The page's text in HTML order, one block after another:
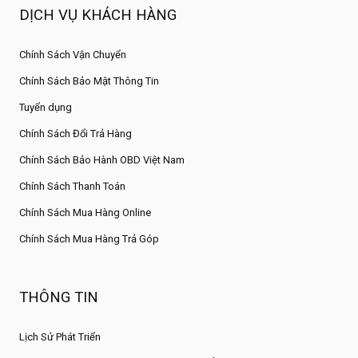
DỊCH VỤ KHÁCH HÀNG
Chính Sách Vận Chuyển
Chính Sách Bảo Mật Thông Tin
Tuyển dụng
Chính Sách Đổi Trả Hàng
Chính Sách Bảo Hành OBD Việt Nam
Chính Sách Thanh Toán
Chính Sách Mua Hàng Online
Chính Sách Mua Hàng Trả Góp
THÔNG TIN
Lịch Sử Phát Triển